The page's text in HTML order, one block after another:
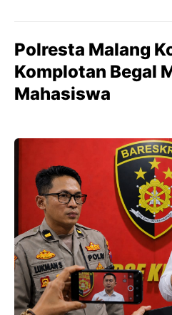
Polresta Malang
Komplotan Begal
Mahasiswa